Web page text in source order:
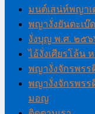
มนต์เสน่ห์พญาเ
พญางั่งยันตะเบ๊
งั่งบุญ พ.ศ. ๒๕๖
ไอ้งั่งเศียรโล้น
พญางั่งจักรพรร
พญางั่งจักรพรร
มอญ